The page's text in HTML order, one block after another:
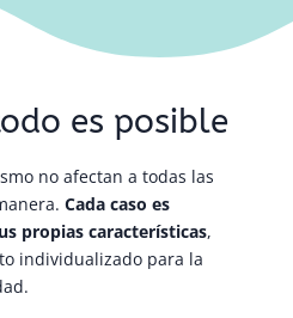
es posible
no afectan a todas las
Cada caso es
propias características,
individualizado para la